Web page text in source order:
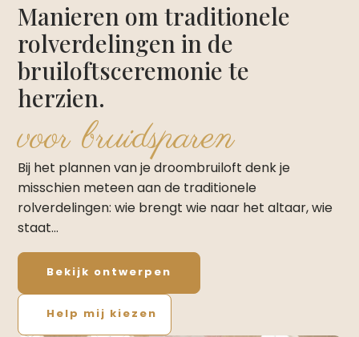
Manieren om traditionele
rolverdelingen in de
bruiloftsceremonie te
herzien.​
voor bruidsparen
Bij het plannen van je droombruiloft denk je
misschien meteen aan de traditionele
rolverdelingen: wie brengt wie naar het altaar, wie
staat…
Bekijk ontwerpen
Help mij kiezen